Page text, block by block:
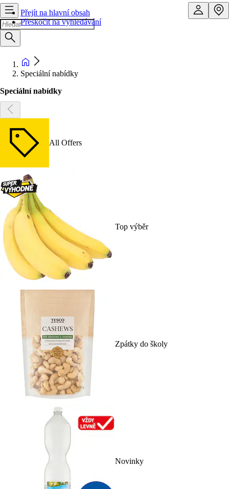
Přejít na hlavní obsah
Přeskočit na vyhledávání
Speciální nabídky
Speciální nabídky
All Offers
Top výběr
Zpátky do školy
Novinky